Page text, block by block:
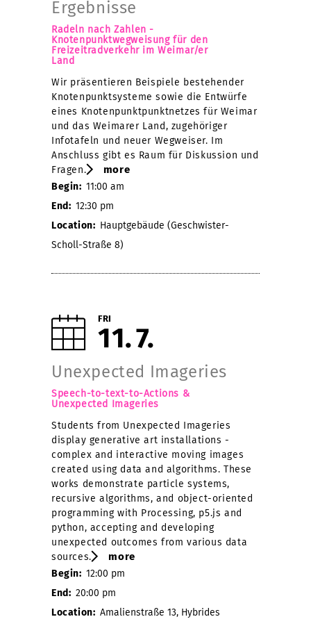
Ergebnisse
Radeln nach Zahlen -
Knotenpunktwegweisung für den
Freizeitradverkehr im Weimar/er
Land
Wir präsentieren Beispiele bestehender
Knotenpunktsysteme sowie die Entwürfe
eines Knotenpunktpunktnetzes für Weimar
und das Weimarer Land, zugehöriger
Infotafeln und neuer Wegweiser. Im
Anschluss gibt es Raum für Diskussion und
Fragen.
more
Begin: 11:00 am
End: 12:30 pm
Location: Hauptgebäude (Geschwister-
Scholl-Straße 8)
FRI
11 7
Unexpected Imageries
Speech-to-text-to-Actions &
Unexpected Imageries
Students from Unexpected Imageries
display generative art installations -
complex and interactive moving images
created using data and algorithms. These
works demonstrate particle systems,
recursive algorithms, and object-oriented
programming with Processing, p5.js and
python, accepting and developing
unexpected outcomes from various data
sources.
more
Begin: 12:00 pm
End: 20:00 pm
Location: Amalienstraße 13, Hybrides